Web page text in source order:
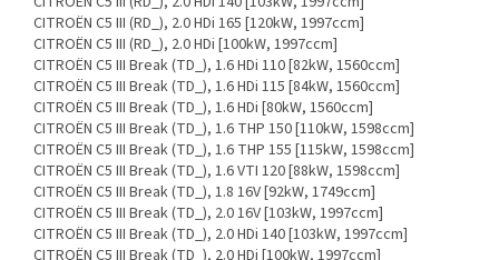
CITROËN C5 III (RD_), 2.0 HDi 165 [120kW, 1997ccm]
CITROËN C5 III (RD_), 2.0 HDi [100kW, 1997ccm]
CITROËN C5 III Break (TD_), 1.6 HDi 110 [82kW, 1560ccm]
CITROËN C5 III Break (TD_), 1.6 HDi 115 [84kW, 1560ccm]
CITROËN C5 III Break (TD_), 1.6 HDi [80kW, 1560ccm]
CITROËN C5 III Break (TD_), 1.6 THP 150 [110kW, 1598ccm]
CITROËN C5 III Break (TD_), 1.6 THP 155 [115kW, 1598ccm]
CITROËN C5 III Break (TD_), 1.6 VTI 120 [88kW, 1598ccm]
CITROËN C5 III Break (TD_), 1.8 16V [92kW, 1749ccm]
CITROËN C5 III Break (TD_), 2.0 16V [103kW, 1997ccm]
CITROËN C5 III Break (TD_), 2.0 HDi 140 [103kW, 1997ccm]